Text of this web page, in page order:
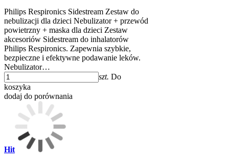
Philips Respironics Sidestream Zestaw do
nebulizacji dla dzieci Nebulizator + przewód
powietrzny + maska dla dzieci Zestaw
akcesoriów Sidestream do inhalatorów
Philips Respironics. Zapewnia szybkie,
bezpieczne i efektywne podawanie leków.
Nebulizator…
szt. Do
koszyka
dodaj do porównania
Hit